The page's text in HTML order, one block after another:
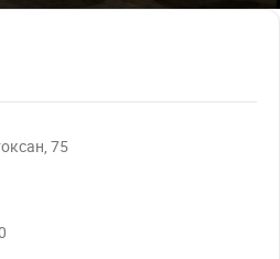
75